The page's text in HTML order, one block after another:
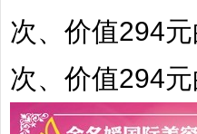
次、价值294
次、价值294